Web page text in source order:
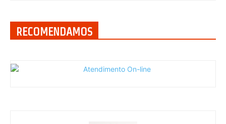
RECOMENDAMOS